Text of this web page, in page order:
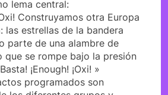
lema central:
Construyamos otra Europa
las estrellas de la bandera
parte de una alambre de
que se rompe bajo la presión
¡Enough! ¡Oxi! »
programados son